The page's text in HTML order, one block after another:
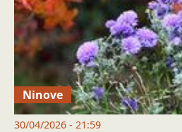
Ninove
30/04/2026 - 21:59